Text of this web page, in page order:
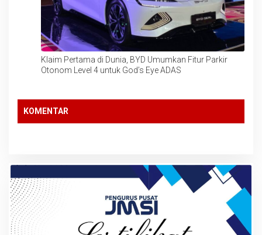
Klaim Pertama di Dunia, BYD Umumkan Fitur Parkir
Otonom Level 4 untuk God’s Eye ADAS
KOMENTAR